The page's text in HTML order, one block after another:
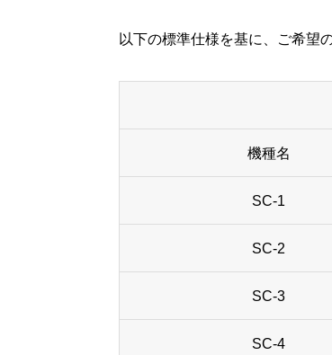
以下の標準仕様を基に、ご希望
機種名
SC-1
SC-2
SC-3
SC-4